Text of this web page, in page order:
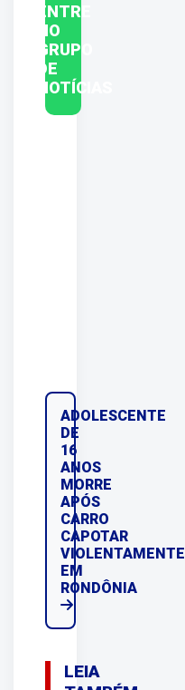
ENTRE
NO
GRUPO
DE
NOTÍCIAS
ADOLESCENTE
DE
16
ANOS
MORRE
APÓS
CARRO
CAPOTAR
VIOLENTAMENTE
EM
RONDÔNIA
LEIA